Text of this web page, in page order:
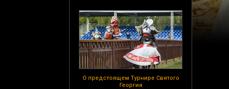
О предстоящем Турнире Святого
Георгия